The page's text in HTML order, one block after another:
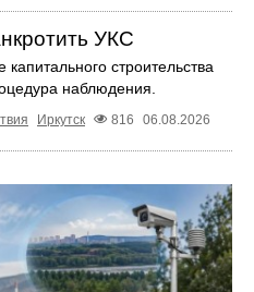
УКС
строительства
наблюдения.
Иркутск 816 06.08.2026